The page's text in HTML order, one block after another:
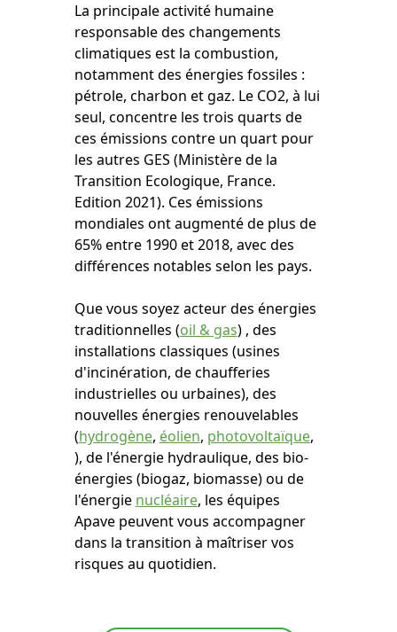
La principale activité humaine
responsable des changements
climatiques est la combustion,
notamment des énergies fossiles :
pétrole, charbon et gaz. Le CO2, à lui
seul, concentre les trois quarts de
ces émissions contre un quart pour
les autres GES (Ministère de la
Transition Ecologique, France.
Edition 2021). Ces émissions
mondiales ont augmenté de plus de
65% entre 1990 et 2018, avec des
différences notables selon les pays.
Que vous soyez acteur des énergies
traditionnelles (oil & gas) , des
installations classiques (usines
d'incinération, de chaufferies
industrielles ou urbaines), des
nouvelles énergies renouvelables
(hydrogène, éolien, photovoltaïque,
), de l'énergie hydraulique, des bio-
énergies (biogaz, biomasse) ou de
l'énergie nucléaire, les équipes
Apave peuvent vous accompagner
dans la transition à maîtriser vos
risques au quotidien.